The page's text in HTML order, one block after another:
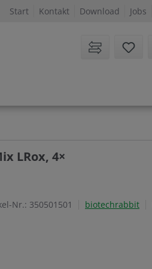
Start Kontakt Download Jobs
Sie
LRox, 4×
Nr.: 350501501 biotechrabbit